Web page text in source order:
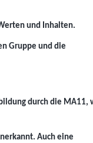
und Inhalten.
Gruppe und die
durch die MA11,
Auch eine